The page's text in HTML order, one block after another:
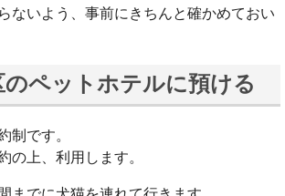
ないよう、事前にきちんと確かめておい
のペットホテルに預ける
制です。
の上、利用します。